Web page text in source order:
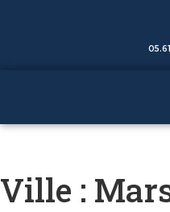
Ville :